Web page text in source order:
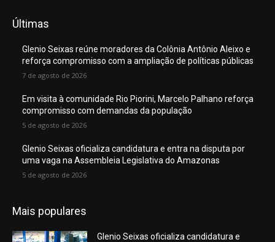
Últimas
Glenio Seixas reúne moradores da Colônia Antônio Aleixo e
reforça compromisso com a ampliação de políticas públicas
7 de agosto de 2026
Em visita à comunidade Rio Piorini, Marcelo Palhano reforça
compromisso com demandas da população
5 de agosto de 2026
Glenio Seixas oficializa candidatura e entra na disputa por
uma vaga na Assembleia Legislativa do Amazonas
5 de agosto de 2026
Mais populares
Glenio Seixas oficializa candidatura e